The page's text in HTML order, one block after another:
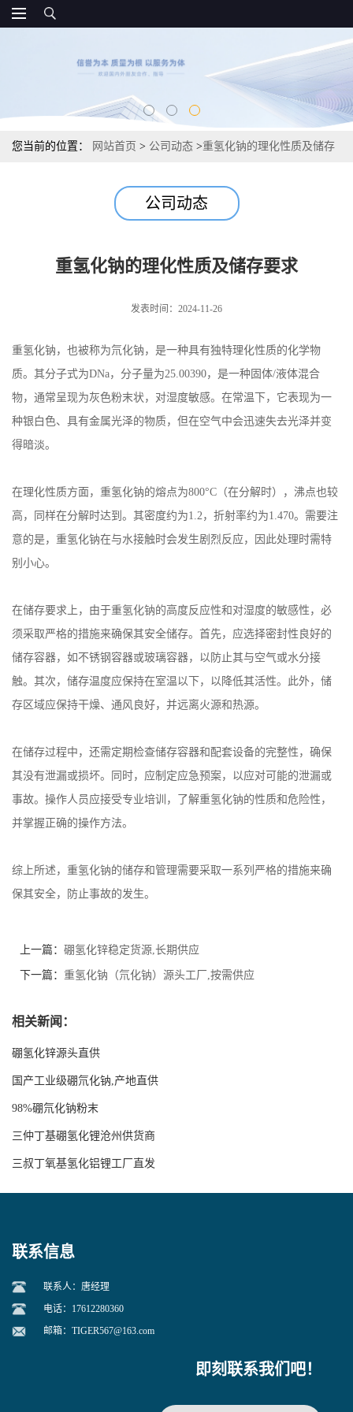
您当前的位置： 网站首页 > 公司动态 >重氢化钠的理化性质及储存
公司动态
重氢化钠的理化性质及储存要求
发表时间：2024-11-26
重氢化钠，也被称为氘化钠，是一种具有独特理化性质的化学物
质。其分子式为DNa，分子量为25.00390，是一种固体/液体混合
物，通常呈现为灰色粉末状，对湿度敏感。在常温下，它表现为一
种银白色、具有金属光泽的物质，但在空气中会迅速失去光泽并变
得暗淡。
在理化性质方面，重氢化钠的熔点为800°C（在分解时），沸点也较
高，同样在分解时达到。其密度约为1.2，折射率约为1.470。需要注
意的是，重氢化钠在与水接触时会发生剧烈反应，因此处理时需特
别小心。
在储存要求上，由于重氢化钠的高度反应性和对湿度的敏感性，必
须采取严格的措施来确保其安全储存。首先，应选择密封性良好的
储存容器，如不锈钢容器或玻璃容器，以防止其与空气或水分接
触。其次，储存温度应保持在室温以下，以降低其活性。此外，储
存区域应保持干燥、通风良好，并远离火源和热源。
在储存过程中，还需定期检查储存容器和配套设备的完整性，确保
其没有泄漏或损坏。同时，应制定应急预案，以应对可能的泄漏或
事故。操作人员应接受专业培训，了解重氢化钠的性质和危险性，
并掌握正确的操作方法。
综上所述，重氢化钠的储存和管理需要采取一系列严格的措施来确
保其安全，防止事故的发生。
上一篇： 硼氢化锌稳定货源,长期供应
下一篇： 重氢化钠（氘化钠）源头工厂,按需供应
相关新闻：
硼氢化锌源头直供
国产工业级硼氘化钠,产地直供
98%硼氘化钠粉末
三仲丁基硼氢化锂沧州供货商
三叔丁氧基氢化铝锂工厂直发
联系信息
联系人：唐经理
电话：17612280360
邮箱： TIGER567@163.com
即刻联系我们吧！